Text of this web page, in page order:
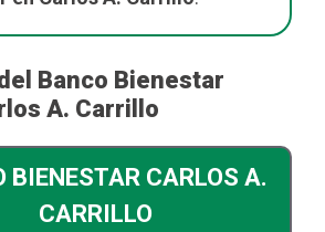
Banco Bienestar
A. Carrillo
BIENESTAR CARLOS A.
CARRILLO